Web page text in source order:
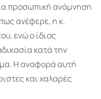
προσωπική ανάμνηση
ανέφερε, η κ.
ενώ ο ίδιος
κατά την
Η αναφορά αυτή
και χαλαρές